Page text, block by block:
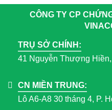
CÔNG TY CP
TRỤ SỞ CHÍNH:
41 Nguyễn Thượng
CN MIỀN TRUNG:
Lô A6-A8 30 tháng 4, P.